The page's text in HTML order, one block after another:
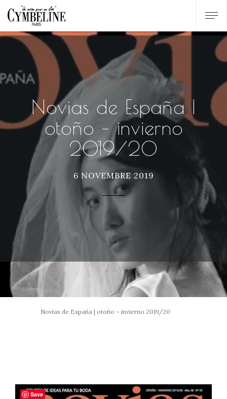
Novias de España |
otoño – invierno
2019/20
6 NOVEMBRE 2019
Novias de España | otoño – invierno 2019/20
Save